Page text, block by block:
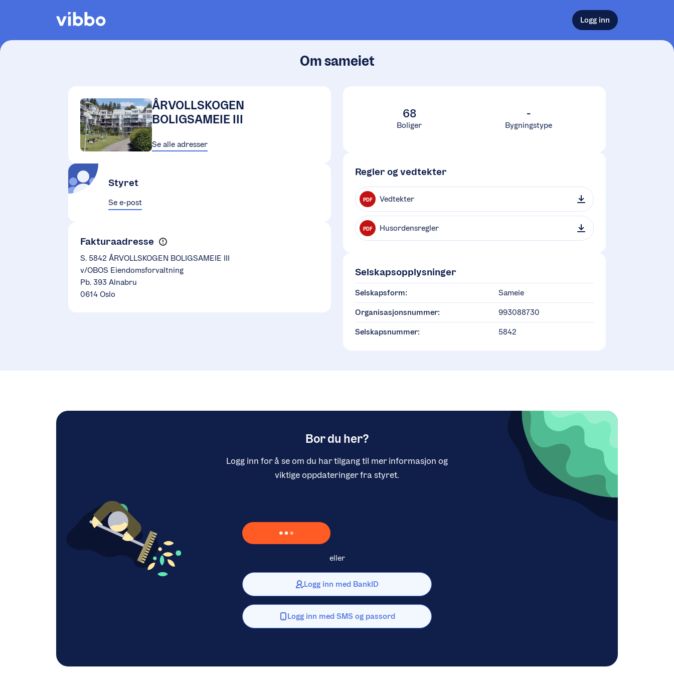
Logg inn
Om sameiet
ÅRVOLLSKOGEN
BOLIGSAMEIE III
Se alle adresser
Styret
Se e-post
Fakturaadresse
S. 5842 ÅRVOLLSKOGEN BOLIGSAMEIE III
v/OBOS Eiendomsforvaltning
Pb. 393 Alnabru
0614 Oslo
68
Boliger
-
Bygningstype
Regler og vedtekter
PDF Vedtekter
PDF Husordensregler
Selskapsopplysninger
Selskapsform: Sameie
Organisasjonsnummer: 993088730
Selskapsnummer: 5842
Bor du her?
Logg inn for å se om du har tilgang til mer informasjon og
viktige oppdateringer fra styret.
Laster inn Vipps …
eller
Logg inn med BankID
Logg inn med SMS og passord